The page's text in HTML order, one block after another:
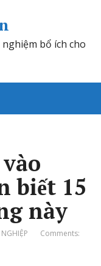
bổ ích cho
biết 15
này
Comments: